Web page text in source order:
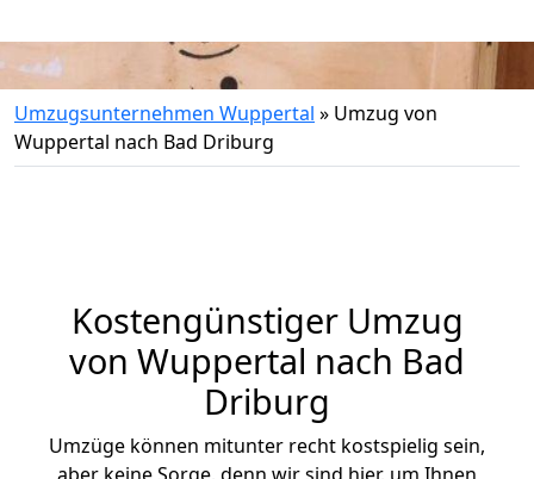
Umzugsunternehmen Wuppertal » Umzug von
Wuppertal nach Bad Driburg
Kostengünstiger Umzug
von Wuppertal nach Bad
Driburg
Umzüge können mitunter recht kostspielig sein,